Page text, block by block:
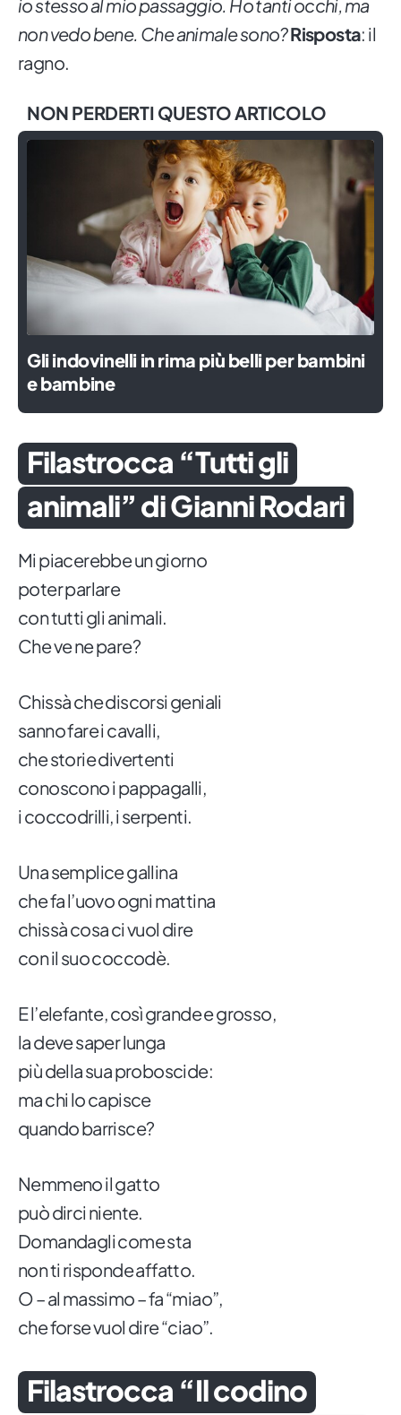
io stesso al mio passaggio. Ho tanti occhi, ma
non vedo bene. Che animale sono?Risposta: il
ragno.
NON PERDERTI QUESTO ARTICOLO
Gli indovinelli in rima più belli per bambini
e bambine
Filastrocca “Tutti gli
animali” di Gianni Rodari
Mi piacerebbe un giorno
poter parlare
con tutti gli animali.
Che ve ne pare?
Chissà che discorsi geniali
sanno fare i cavalli,
che storie divertenti
conoscono i pappagalli,
i coccodrilli, i serpenti.
Una semplice gallina
che fa l’uovo ogni mattina
chissà cosa ci vuol dire
con il suo coccodè.
E l’elefante, così grande e grosso,
la deve saper lunga
più della sua proboscide:
ma chi lo capisce
quando barrisce?
Nemmeno il gatto
può dirci niente.
Domandagli come sta
non ti risponde affatto.
O – al massimo – fa “miao”,
che forse vuol dire “ciao”.
Filastrocca “Il codino